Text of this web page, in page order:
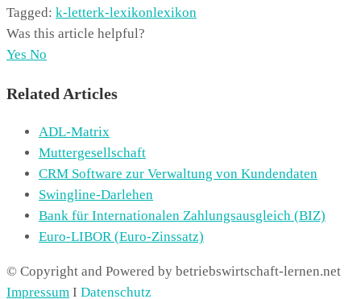
Tagged: k-letterk-lexikonlexikon
Was this article helpful?
Yes No
Related Articles
ADL-Matrix
Muttergesellschaft
CRM Software zur Verwaltung von Kundendaten
Swingline-Darlehen
Bank für Internationalen Zahlungsausgleich (BIZ)
Euro-LIBOR (Euro-Zinssatz)
© Copyright and Powered by betriebswirtschaft-lernen.net
Impressum I Datenschutz